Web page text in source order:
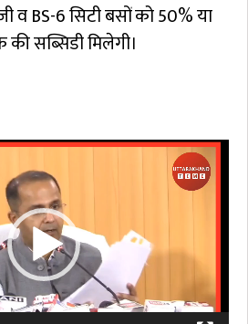
व BS-6 सिटी बसों को 50% या
सब्सिडी मिलेगी।